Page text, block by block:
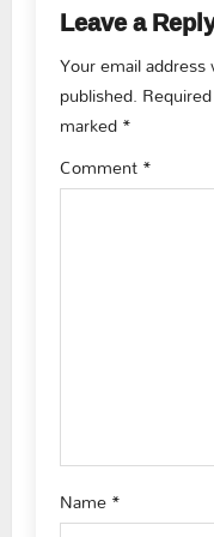
a
v
i
g
Leave a
Your email
published.
marked*
Comment*
Name*